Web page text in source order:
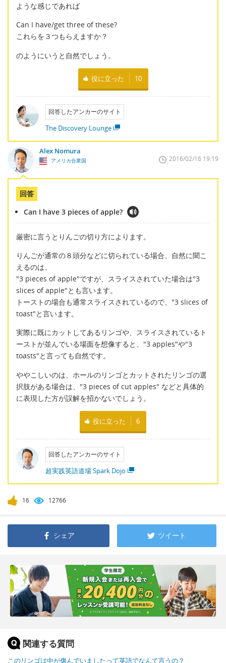
ような感じであれば
Can I have/get three of these?
これらを３つもらえますか？
のようにいうと自然でしょう。
役に立った 10
回答したアンカーのサイト
The Discovery Lounge
Alex Nomura
アメリカ合衆国 2016/02/16 19:19
回答
Can I have 3 pieces of apple?
厳密に言うとりんごの切り方によります。
りんごが通常の８頭分などに切られている場合、自然に聞こ
えるのは、
"3 pieces of apple"ですが、スライスされていた場合は"3
slices of apple"とも言います。
トーストの場合も通常スライスされているので、"3 slices of
toast"と言います。
実際に既にカットしてあるリンゴや、スライスされているト
ーストが並んでいる場面を想像すると、"3 apples"や"3
toasts"と言っても自然です。
ややこしいのは、ホールのリンゴとカットされたリンゴの選
択肢がある場合は、"3 pieces of cut apples" などと具体的
に表現した方が誤解を招かないでしょう。
役に立った 6
回答したアンカーのサイト
超実践英語道場 Spark Dojo
16 12766
シェア ツイート
関連する質問
このリンゴは中が傷んでいましたって英語でなんて言うの？